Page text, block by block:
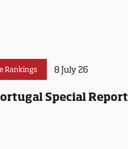
Rankings 8 July 26
Special Report